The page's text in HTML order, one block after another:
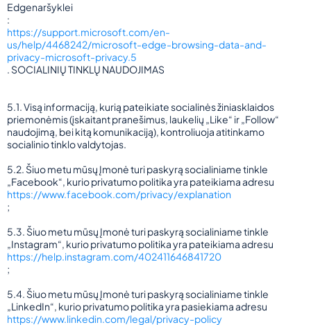
Edgenaršyklei
:
https://support.microsoft.com/en-
us/help/4468242/microsoft-edge-browsing-data-and-
privacy-microsoft-privacy.5
. SOCIALINIŲ TINKLŲ NAUDOJIMAS
5.1. Visą informaciją, kurią pateikiate socialinės žiniasklaidos
priemonėmis (įskaitant pranešimus, laukelių „Like“ ir „Follow“
naudojimą, bei kitą komunikaciją), kontroliuoja atitinkamo
socialinio tinklo valdytojas.
5.2. Šiuo metu mūsų Įmonė turi paskyrą socialiniame tinkle
„Facebook“, kurio privatumo politika yra pateikiama adresu
https://www.facebook.com/privacy/explanation
;
5.3. Šiuo metu mūsų Įmonė turi paskyrą socialiniame tinkle
„Instagram“, kurio privatumo politika yra pateikiama adresu
https://help.instagram.com/402411646841720
;
5.4. Šiuo metu mūsų Įmonė turi paskyrą socialiniame tinkle
„LinkedIn“, kurio privatumo politika yra pasiekiama adresu
https://www.linkedin.com/legal/privacy-policy